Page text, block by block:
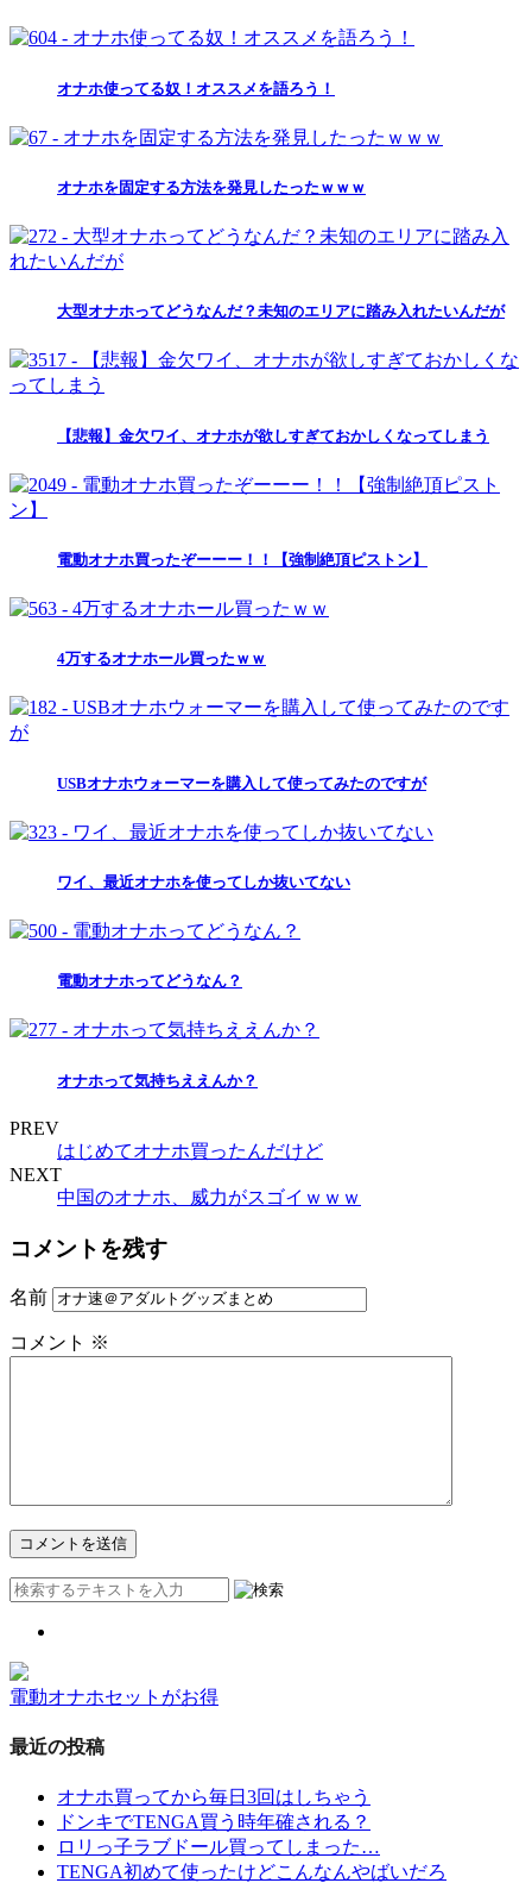
オナホ使ってる奴！オススメを語ろう！
オナホを固定する方法を発見したったｗｗｗ
大型オナホってどうなんだ？未知のエリアに踏み入れたいんだが
【悲報】金欠ワイ、オナホが欲しすぎておかしくなってしまう
電動オナホ買ったぞーーー！！【強制絶頂ピストン】
4万するオナホール買ったｗｗ
USBオナホウォーマーを購入して使ってみたのですが
ワイ、最近オナホを使ってしか抜いてない
電動オナホってどうなん？
オナホって気持ちええんか？
PREV
はじめてオナホ買ったんだけど
NEXT
中国のオナホ、威力がスゴイｗｗｗ
コメントを残す
名前
コメント ※
電動オナホセットがお得
最近の投稿
オナホ買ってから毎日3回はしちゃう
ドンキでTENGA買う時年確される？
ロリっ子ラブドール買ってしまった…
TENGA初めて使ったけどこんなんやばいだろ